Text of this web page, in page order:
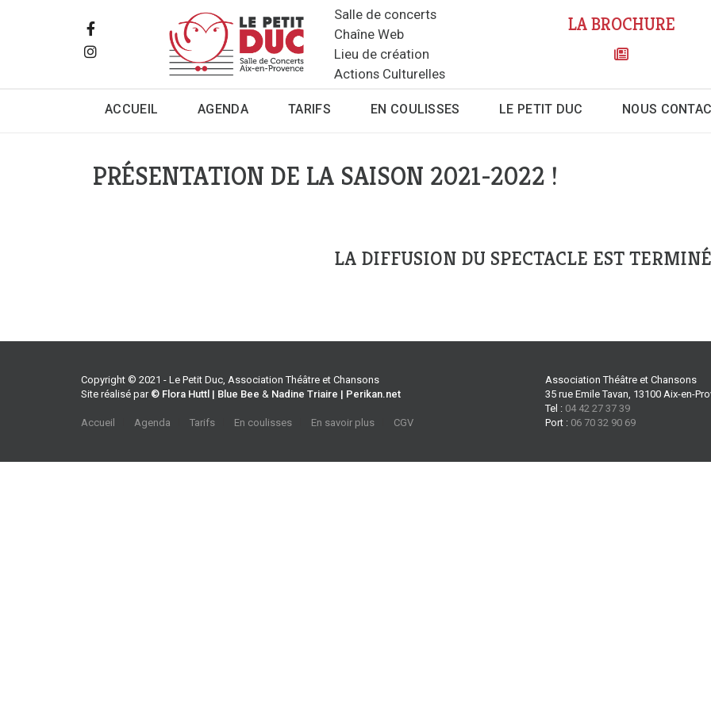
Salle de concerts
Chaîne Web
Lieu de création
Actions Culturelles
LA BROCHURE
ACCUEIL AGENDA TARIFS EN COULISSES LE PETIT DUC NOUS
PRÉSENTATION DE LA SAISON 2021-2022 !
LA DIFFUSION DU SPECTACLE EST
Copyright © 2021 - Le Petit Duc, Association Théâtre et Chansons
Site réalisé par © Flora Huttl | Blue Bee & Nadine Triaire | Perikan.net
Accueil Agenda Tarifs En coulisses En savoir plus CGV
Association Théâtre et Chansons
35 rue Emile Tavan, 13100 Aix-en-
Tel : 04 42 27 37 39
Port : 06 70 32 90 69